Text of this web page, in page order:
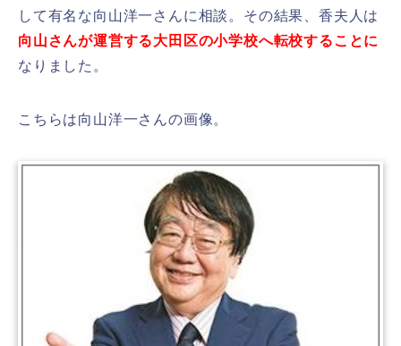
して有名な向山洋一さんに相談。その結果、香夫人は
向山さんが運営する大田区の小学校へ転校することに
なりました。
こちらは向山洋一さんの画像。